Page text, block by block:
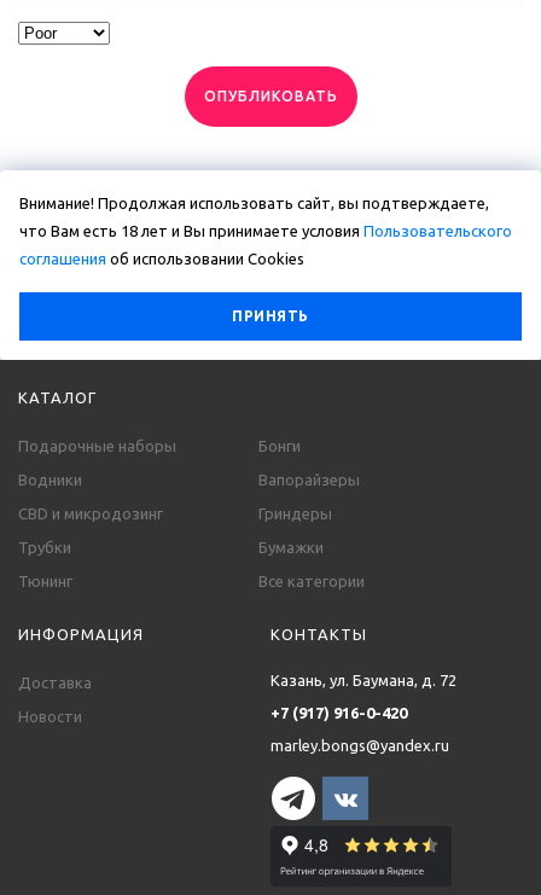
ОПУБЛИКОВАТЬ
Внимание! Продолжая использовать сайт, вы подтверждаете,
что Вам есть 18 лет и Вы принимаете условия Пользовательского
соглашения об использовании Сookies
ПРИНЯТЬ
КАТАЛОГ
Подарочные наборы
Бонги
Водники
Вапорайзеры
CBD и микродозинг
Гриндеры
Трубки
Бумажки
Тюнинг
Все категории
ИНФОРМАЦИЯ
Доставка
Новости
КОНТАКТЫ
Казань, ул. Баумана, д. 72
+7 (917) 916-0-420
marley.bongs@yandex.ru